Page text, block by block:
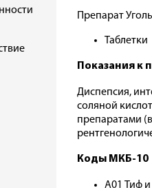
Препарат
Таблетки
Показания к
Диспепсия,
соляной
препаратами
Коды МКБ-10
A01 Тиф